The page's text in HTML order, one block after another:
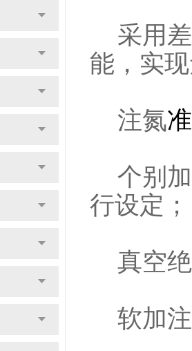
采用差
能，实
注氮
个别加
行设定；
真空绝
软加注